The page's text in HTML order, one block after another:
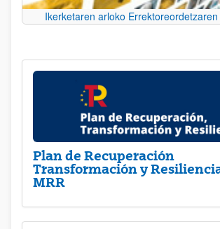
Ikerketaren arloko
Plan de Recuperación
Transformación y
MRR